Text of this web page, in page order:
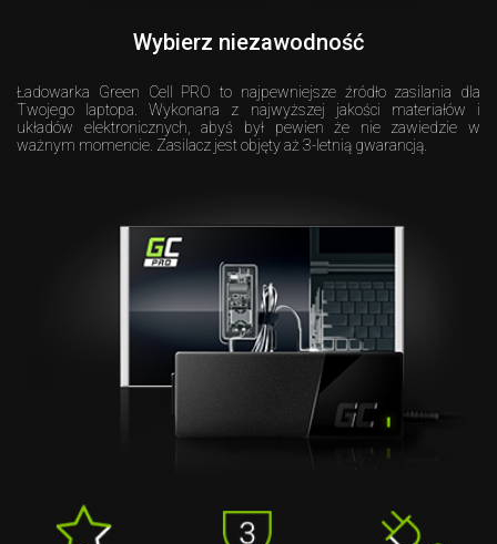
Wybierz niezawodność
Ładowarka Green Cell PRO to najpewniejsze źródło zasilania dla
Twojego laptopa. Wykonana z najwyższej jakości materiałów i
układów elektronicznych, abyś był pewien że nie zawiedzie w
ważnym momencie. Zasilacz jest objęty aż 3-letnią gwarancją.